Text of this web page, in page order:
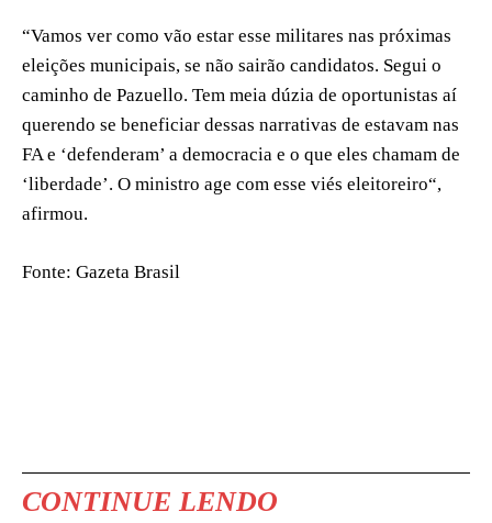
“Vamos ver como vão estar esse militares nas próximas
eleições municipais, se não sairão candidatos. Segui o
caminho de Pazuello. Tem meia dúzia de oportunistas aí
querendo se beneficiar dessas narrativas de estavam nas
FA e ‘defenderam’ a democracia e o que eles chamam de
‘liberdade’. O ministro age com esse viés eleitoreiro“,
afirmou.
Fonte: Gazeta Brasil
CONTINUE LENDO